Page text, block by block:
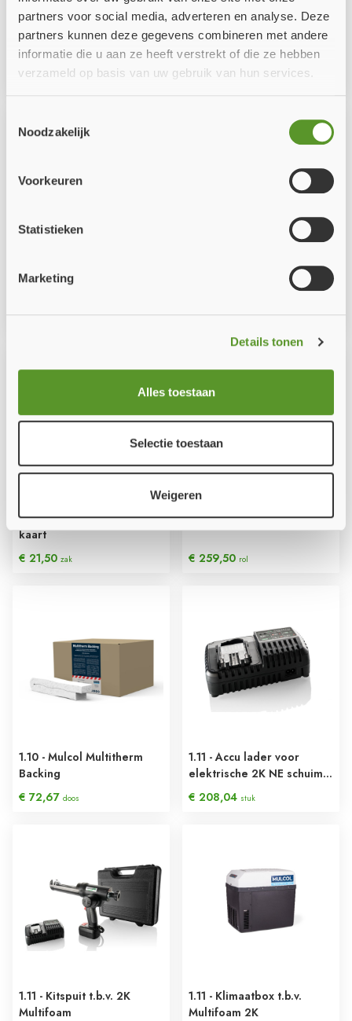
partners voor social media, adverteren en analyse. Deze
partners kunnen deze gegevens combineren met andere
informatie die u aan ze heeft verstrekt of die ze hebben
verzameld op basis van uw gebruik van hun services.
Noodzakelijk
Voorkeuren
Statistieken
Marketing
Details tonen
Alles toestaan
Selectie toestaan
Weigeren
1.8 - Mulcol Multiclip set
€ 52,21
1.8 - Mulcol Multicollar Slim
€ 195,12
1.8 - Mulcol Multicollar Slim
€ 14,34
1.8 - Mulcol Multiscrew FB
€ 18,04
1.8 - Mulcol product ID
kaart
€ 21,50 zak
1.9 - Mulcol Multiwrap
€ 259,50 rol
1.10 - Mulcol Multitherm
Backing
€ 72,67 doos
1.11 - Accu lader voor
elektrische 2K NE schuim
kitspuit (Kleur: zwart / 240
€ 208,04 stuk
1.11 - Kitspuit t.b.v. 2K
Multifoam
1.11 - Klimaatbox t.b.v.
Multifoam 2K